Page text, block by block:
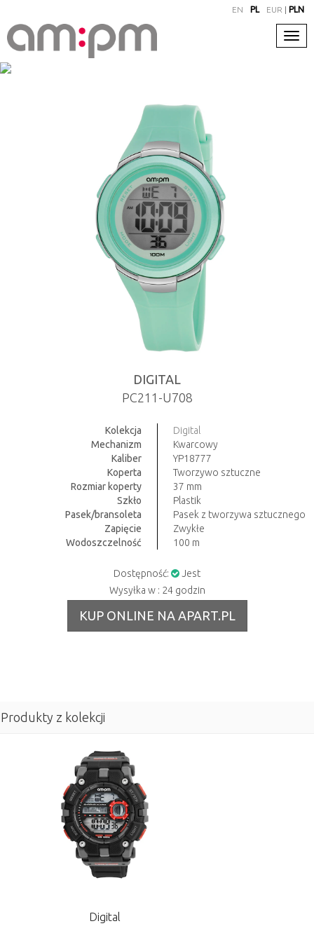
EN PL EUR |PLN
DIGITAL
PC211-U708
Kolekcja
Digital
Mechanizm
Kwarcowy
Kaliber
YP18777
Koperta
Tworzywo sztuczne
Rozmiar koperty
37 mm
Szkło
Plastik
Pasek/bransoleta
Pasek z tworzywa sztucznego
Zapięcie
Zwykłe
Wodoszczelność
100 m
Dostępność:
Jest
Wysyłka w : 24 godzin
KUP ONLINE NA APART.PL
Produkty z kolekcji
Digital